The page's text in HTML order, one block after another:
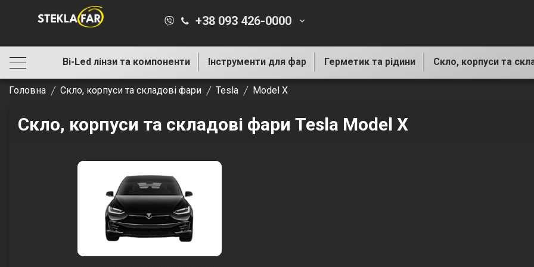
+38 093 426-0000 keyboard_arrow_down
Bi-Led лінзи та компоненти Інструменти для фар Герметик та рідини Скло, корпуси та
Головна Скло, корпуси та складові фари Tesla Model X
Скло, корпуси та складові фари Tesla Model X